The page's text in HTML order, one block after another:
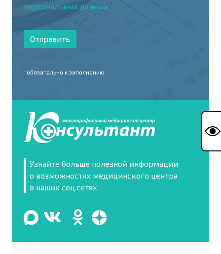
персональных данных *
Отправить
*обязательно к заполнению
Узнайте больше полезной информации
о возможностях медицинского центра
в наших соц.сетях